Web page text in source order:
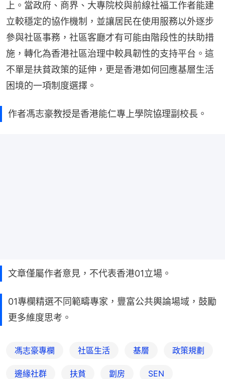
上。當政府、商界、大專院校與前線社福工作者能建
立較穩定的協作機制，並讓居民在使用服務以外逐步
參與社區事務，社區客廳才有可能由階段性的扶助措
施，轉化為香港社區治理中較具韌性的支持平台。這
不單是扶貧政策的延伸，更是香港如何回應基層生活
困境的一項制度選擇。
作者馮志豪教授是香港能仁專上學院協理副校長。
文章僅屬作者意見，不代表香港01立場。
01專欄精選不同範疇專家，豐富公共輿論場域，鼓勵
更多維度思考。
馮志豪專欄 社區生活 基層 政策規劃
邊緣社群 扶貧 劏房 SEN